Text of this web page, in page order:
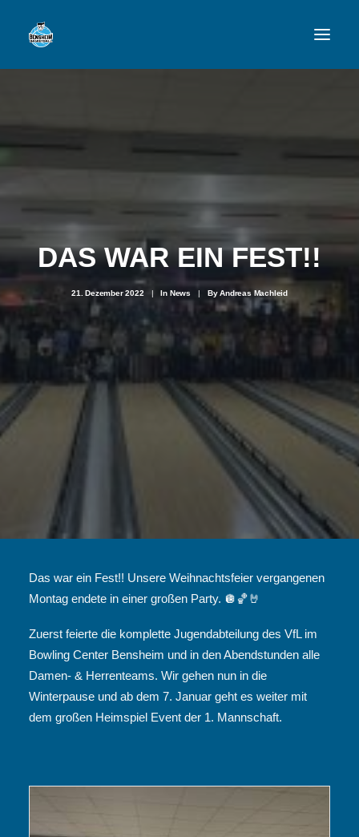
VFL BENSHEIM
DAS WAR EIN FEST!!
21. Dezember 2022 | In News | ByAndreas Machleid
Das war ein Fest!! Unsere Weihnachtsfeier vergangenen
Montag endete in einer großen Party. 🪩🏀🤘
Zuerst feierte die komplette Jugendabteilung des VfL im
Bowling Center Bensheim und in den Abendstunden alle
Damen- & Herrenteams. Wir gehen nun in die
Winterpause und ab dem 7. Januar geht es weiter mit
dem großen Heimspiel Event der 1. Mannschaft.